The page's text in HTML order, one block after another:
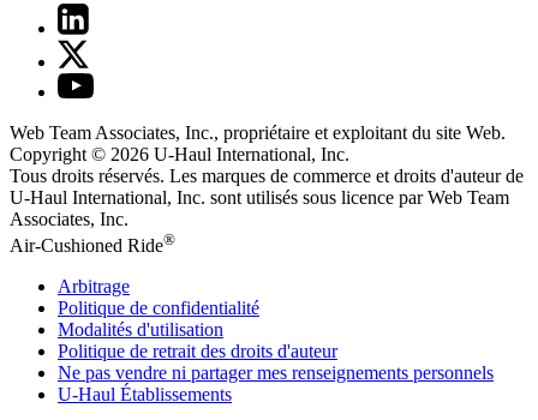
Web Team Associates, Inc., propriétaire et exploitant du site Web.
Copyright © 2026 U-Haul International, Inc.
Tous droits réservés. Les marques de commerce et droits d'auteur de
U-Haul International, Inc. sont utilisés sous licence par Web Team
Associates, Inc.
Air-Cushioned Ride®
Arbitrage
Politique de confidentialité
Modalités d'utilisation
Politique de retrait des droits d'auteur
Ne pas vendre ni partager mes renseignements personnels
U-Haul Établissements